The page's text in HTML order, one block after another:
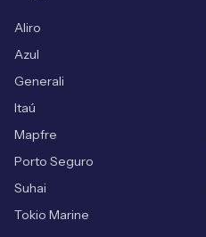
Aliro
Azul
Generali
Itaú
Mapfre
Porto Seguro
Suhai
Tokio Marine